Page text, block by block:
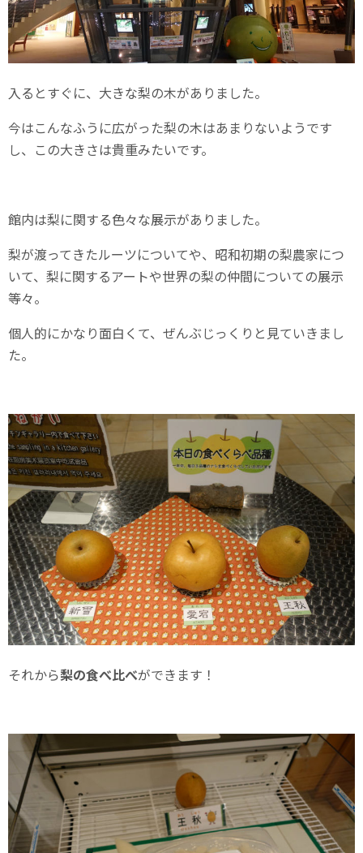
入るとすぐに、大きな梨の木がありました。
今はこんなふうに広がった梨の木はあまりないようです
し、この大きさは貴重みたいです。
館内は梨に関する色々な展示がありました。
梨が渡ってきたルーツについてや、昭和初期の梨農家につ
いて、梨に関するアートや世界の梨の仲間についての展示
等々。
個人的にかなり面白くて、ぜんぶじっくりと見ていきまし
た。
それから梨の食べ比べができます！